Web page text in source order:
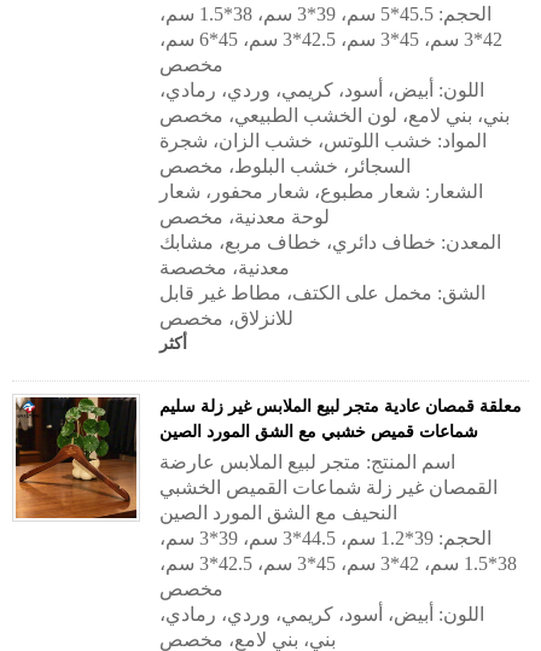
الحجم: 45.5*5 سم، 39*3 سم، 38*1.5 سم،
42*3 سم، 45*3 سم، 42.5*3 سم، 45*6 سم،
مخصص
اللون: أبيض، أسود، كريمي، وردي، رمادي،
بني، بني لامع، لون الخشب الطبيعي، مخصص
المواد: خشب اللوتس، خشب الزان، شجرة
السجائر، خشب البلوط، مخصص
الشعار: شعار مطبوع، شعار محفور، شعار
لوحة معدنية، مخصص
المعدن: خطاف دائري، خطاف مربع، مشابك
معدنية، مخصصة
الشق: مخمل على الكتف، مطاط غير قابل
للانزلاق، مخصص
أكثر
معلقة قمصان عادية متجر لبيع الملابس غير زلة سليم
شماعات قميص خشبي مع الشق المورد الصين
اسم المنتج: متجر لبيع الملابس عارضة
القمصان غير زلة شماعات القميص الخشبي
النحيف مع الشق المورد الصين
الحجم: 39*1.2 سم، 44.5*3 سم، 39*3 سم،
38*1.5 سم، 42*3 سم، 45*3 سم، 42.5*3 سم،
مخصص
اللون: أبيض، أسود، كريمي، وردي، رمادي،
بني، بني لامع، مخصص